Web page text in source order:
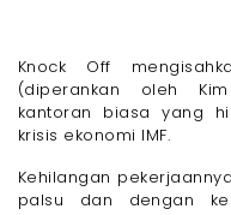
Knock Off
(diperankan oleh
kantoran biasa yang
krisis ekonomi IMF.
Kehilangan
palsu dan dengan